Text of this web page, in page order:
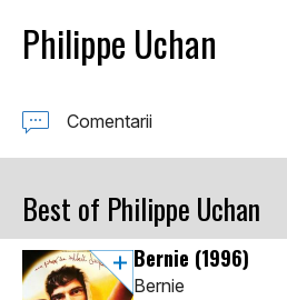
Philippe Uchan
Comentarii
Best of Philippe Uchan
Bernie (1996)
Bernie